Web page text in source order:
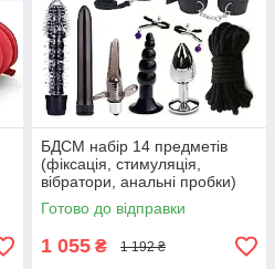
БДСМ набір 14 предметів
(фіксація, стимуляція,
вібратори, анальні пробки)
Чорний
Готово до відправки
1 055 ₴ 1 192 ₴